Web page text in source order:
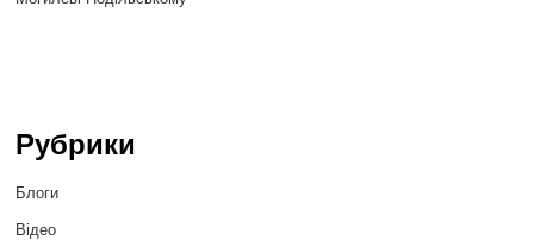
Рубрики
Блоги
Відео